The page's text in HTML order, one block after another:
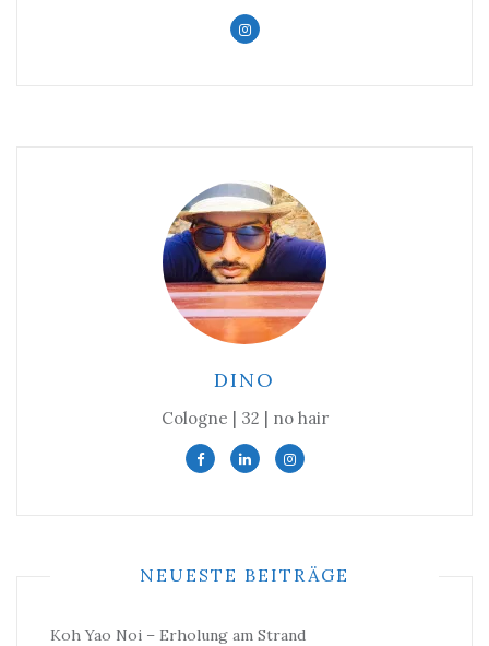
DINO
Cologne | 32 | no hair
NEUESTE BEITRÄGE
Koh Yao Noi – Erholung am Strand